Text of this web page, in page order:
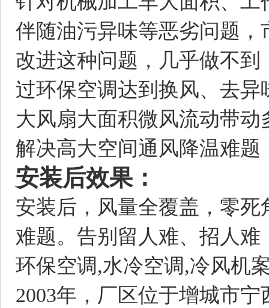
伴随油污异味等恶劣问题
改进这种问题，几乎做不
过环保空调达到换风、去
大风扇大面积微风流动带
解决高大空间通风降温难
安装后效果：
安装后，风量全覆盖，零
难题。告别留人难、招人
环保空调,水冷空调,冷风机
2003年，厂区位于增城市